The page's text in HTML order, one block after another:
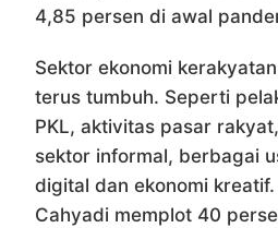
4,85 persen di awal
Sektor ekonomi
terus tumbuh. Seperti
PKL, aktivitas pasar
sektor informal, berbagai
digital dan ekonomi kreatif.
Cahyadi memplot 40